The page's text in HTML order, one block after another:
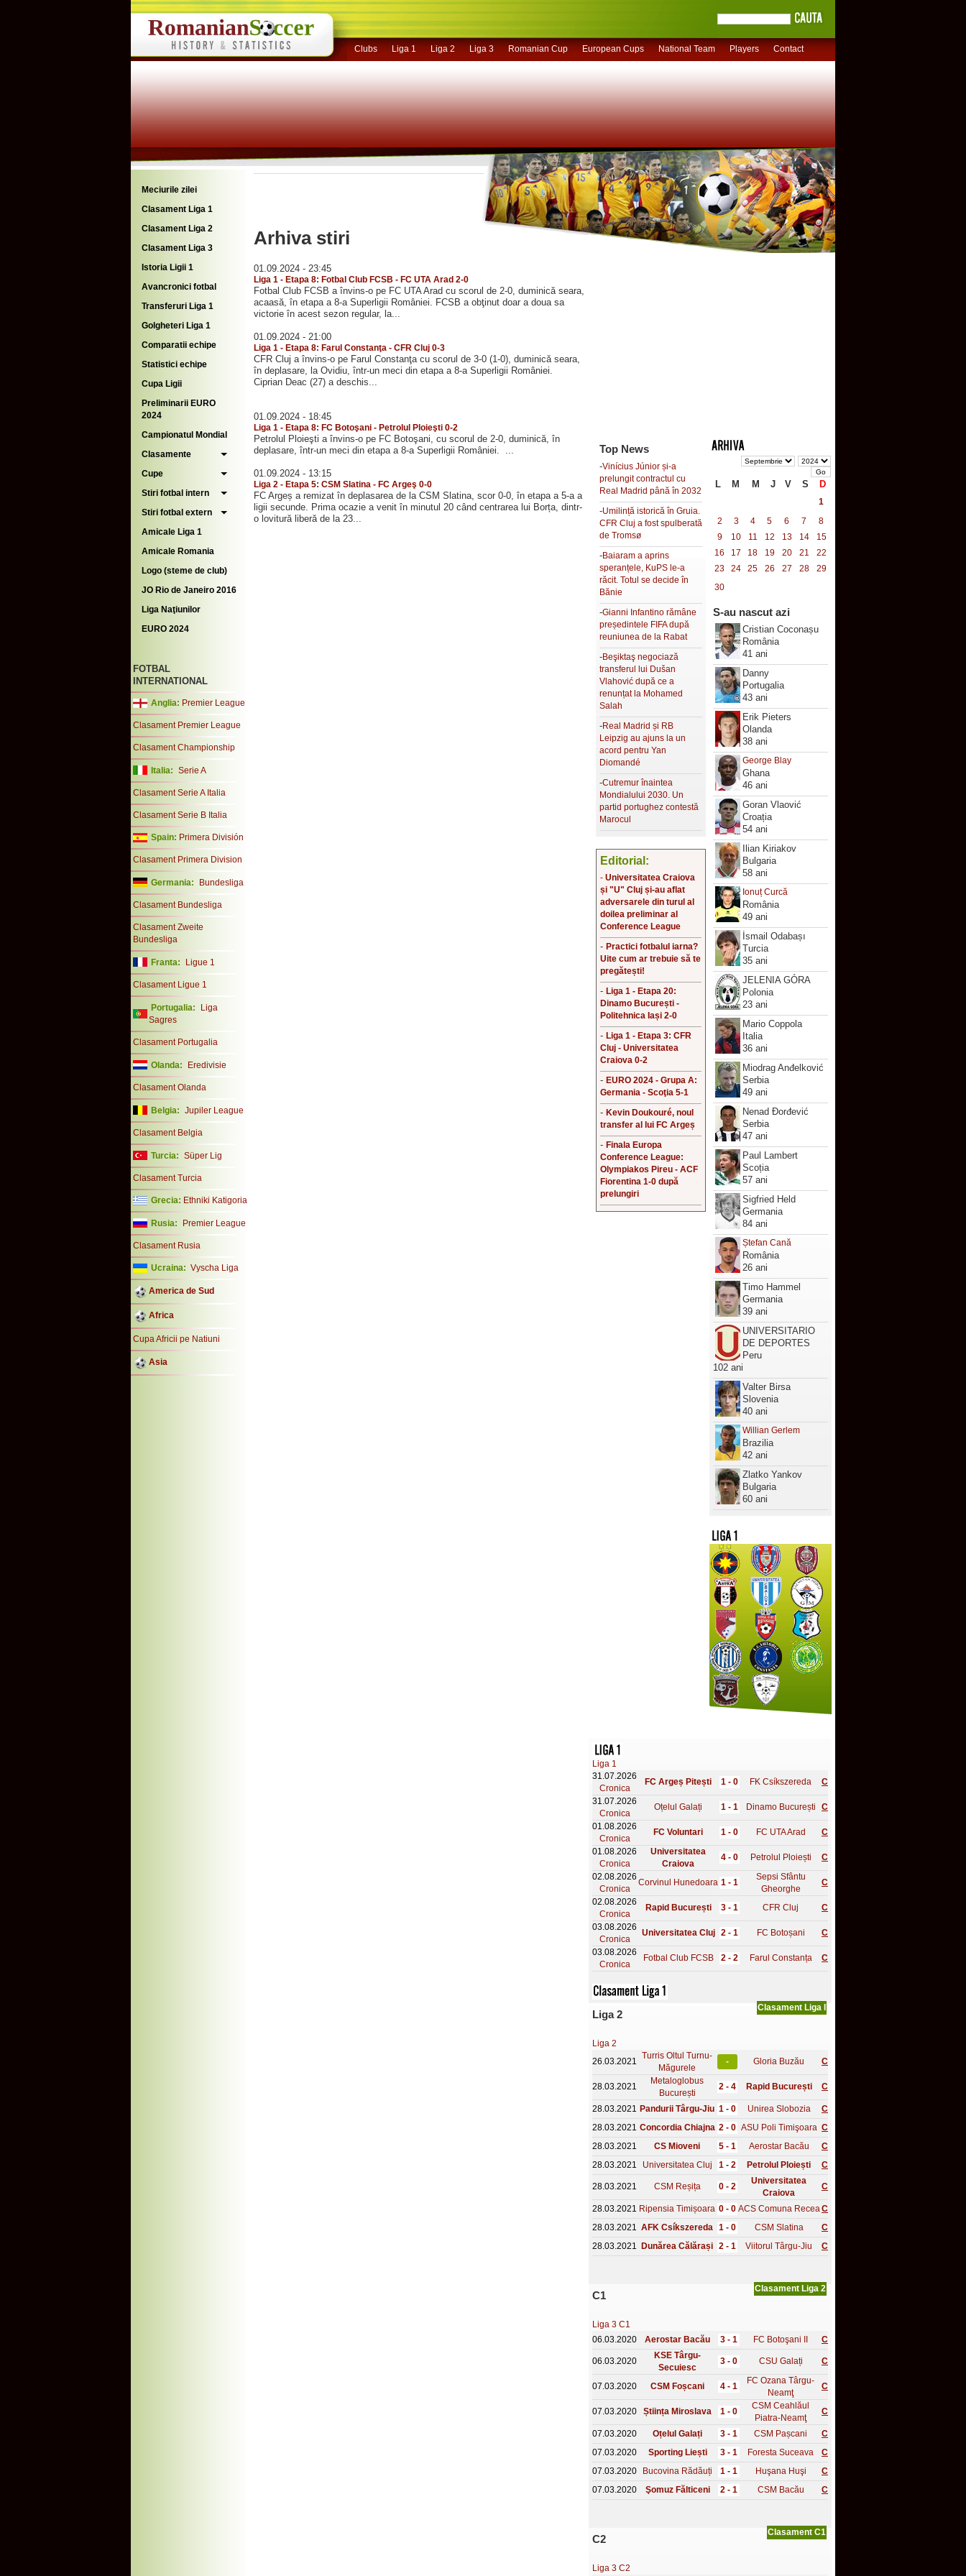
Clubs Liga 1 Liga 2 Liga 3 Romanian Cup European Cups National Team Players Contact
Meciurile zilei
Clasament Liga 1
Clasament Liga 2
Clasament Liga 3
Istoria Ligii 1
Avancronici fotbal
Transferuri Liga 1
Golgheteri Liga 1
Comparatii echipe
Statistici echipe
Cupa Ligii
Preliminarii EURO
2024
Campionatul Mondial
Clasamente
Cupe
Stiri fotbal intern
Stiri fotbal extern
Amicale Liga 1
Amicale Romania
Logo (steme de club)
JO Rio de Janeiro 2016
Liga Naţiunilor
EURO 2024
FOTBAL
INTERNATIONAL
Anglia: Premier League
Clasament Premier League
Clasament Championship
Italia: Serie A
Clasament Serie A Italia
Clasament Serie B Italia
Spain: Primera División
Clasament Primera Division
Germania: Bundesliga
Clasament Bundesliga
Clasament Zweite
Bundesliga
Franta: Ligue 1
Clasament Ligue 1
Portugalia:
Liga
Sagres
Clasament Portugalia
Olanda: Eredivisie
Clasament Olanda
Belgia: Jupiler League
Clasament Belgia
Turcia: Süper Lig
Clasament Turcia
Grecia: Ethniki Katigoria
Rusia: Premier League
Clasament Rusia
Ucraina: Vyscha Liga
America de Sud
Africa
Cupa Africii pe Natiuni
Asia
Arhiva stiri
01.09.2024 - 23:45
Liga 1 - Etapa 8: Fotbal Club FCSB - FC UTA Arad 2-0
Fotbal Club FCSB a învins-o pe FC UTA Arad cu scorul de 2-0, duminică seara,
acaasă, în etapa a 8-a Superligii României. FCSB a obţinut doar a doua sa
victorie în acest sezon regular, la...
01.09.2024 - 21:00
Liga 1 - Etapa 8: Farul Constanţa - CFR Cluj 0-3
CFR Cluj a învins-o pe Farul Constanţa cu scorul de 3-0 (1-0), duminică seara,
în deplasare, la Ovidiu, într-un meci din etapa a 8-a Superligii României.
Ciprian Deac (27) a deschis...
01.09.2024 - 18:45
Liga 1 - Etapa 8: FC Botoşani - Petrolul Ploieşti 0-2
Petrolul Ploieşti a învins-o pe FC Botoşani, cu scorul de 2-0, duminică, în
deplasare, într-un meci din etapa a 8-a Superligii României. ...
01.09.2024 - 13:15
Liga 2 - Etapa 5: CSM Slatina - FC Argeş 0-0
FC Argeș a remizat în deplasarea de la CSM Slatina, scor 0-0, în etapa a 5-a a
ligii secunde. Prima ocazie a venit în minutul 20 când centrarea lui Borța, dintr-
o lovitură liberă de la 23...
Top News
-Vinícius Júnior și-a
prelungit contractul cu
Real Madrid până în 2032
-Umilință istorică în Gruia.
CFR Cluj a fost spulberată
de Tromsø
-Baiaram a aprins
speranțele, KuPS le-a
răcit. Totul se decide în
Bănie
-Gianni Infantino rămâne
președintele FIFA după
reuniunea de la Rabat
-Beşiktaş negociază
transferul lui Dušan
Vlahović după ce a
renunțat la Mohamed
Salah
-Real Madrid și RB
Leipzig au ajuns la un
acord pentru Yan
Diomandé
-Cutremur înaintea
Mondialului 2030. Un
partid portughez contestă
Marocul
Editorial:
- Universitatea Craiova
și "U" Cluj și-au aflat
adversarele din turul al
doilea preliminar al
Conference League
- Practici fotbalul iarna?
Uite cum ar trebuie să te
pregătești!
- Liga 1 - Etapa 20:
Dinamo București -
Politehnica Iași 2-0
- Liga 1 - Etapa 3: CFR
Cluj - Universitatea
Craiova 0-2
- EURO 2024 - Grupa A:
Germania - Scoţia 5-1
- Kevin Doukouré, noul
transfer al lui FC Argeș
- Finala Europa
Conference League:
Olympiakos Pireu - ACF
Fiorentina 1-0 după
prelungiri
L M M J V S D
1
2
3 4 5 6 7
8
9
10 11 12 13 14
15
16
17 18 19 20 21
22
23
24 25 26 27 28
29
30
S-au nascut azi
Cristian Coconașu
România
41 ani
Danny
Portugalia
43 ani
Erik Pieters
Olanda
38 ani
George Blay
Ghana
46 ani
Goran Vlaović
Croația
54 ani
Ilian Kiriakov
Bulgaria
58 ani
Ionuț Curcă
România
49 ani
İsmail Odabașı
Turcia
35 ani
JELENIA GÓRA
Polonia
23 ani
Mario Coppola
Italia
36 ani
Miodrag Anđelković
Serbia
49 ani
Nenad Đorđević
Serbia
47 ani
Paul Lambert
Scoția
57 ani
Sigfried Held
Germania
84 ani
Ștefan Cană
România
26 ani
Timo Hammel
Germania
39 ani
UNIVERSITARIO
DE DEPORTES
Peru
102 ani
Valter Birsa
Slovenia
40 ani
Willian Gerlem
Brazilia
42 ani
Zlatko Yankov
Bulgaria
60 ani
Liga 1
31.07.2026
Cronica
FC Argeș Pitești 1 - 0 FK Csíkszereda
C
31.07.2026
Cronica
Oțelul Galați 1 - 1 Dinamo București
C
01.08.2026
Cronica
FC Voluntari 1 - 0 FC UTA Arad
C
01.08.2026
Cronica
Universitatea
Craiova
4 - 0 Petrolul Ploiești
C
02.08.2026
Cronica
Corvinul Hunedoara 1 - 1
Sepsi Sfântu
Gheorghe
C
02.08.2026
Cronica
Rapid București 3 - 1 CFR Cluj
C
03.08.2026
Cronica
Universitatea Cluj 2 - 1 FC Botoșani
C
03.08.2026
Cronica
Fotbal Club FCSB 2 - 2 Farul Constanța C
Clasament Liga I
Liga 2
Liga 2
26.03.2021
Turris Oltul Turnu-
Măgurele
- Gloria Buzău C
28.03.2021
Metaloglobus
București
2 - 4 Rapid București C
28.03.2021 Pandurii Târgu-Jiu 1 - 0 Unirea Slobozia
C
28.03.2021 Concordia Chiajna 2 - 0 ASU Poli Timişoara C
28.03.2021
CS Mioveni 5 - 1 Aerostar Bacău
C
28.03.2021
Universitatea Cluj 1 - 2 Petrolul Ploiești C
28.03.2021 CSM Reșița 0 - 2
Universitatea
Craiova
C
28.03.2021 Ripensia Timișoara 0 - 0 ACS Comuna ReceaC
28.03.2021 AFK Csíkszereda 1 - 0 CSM Slatina
C
28.03.2021
Dunărea Călărași 2 - 1 Viitorul Târgu-Jiu C
Clasament Liga 2
C1
Liga 3 C1
06.03.2020
Aerostar Bacău 3 - 1 FC Botoşani II C
06.03.2020
KSE Târgu-
Secuiesc
3 - 0 CSU Galați C
07.03.2020 CSM Foșcani 4 - 1
FC Ozana Târgu-
Neamţ
C
07.03.2020 Știința Miroslava 1 - 0
CSM Ceahlăul
Piatra-Neamţ
C
07.03.2020 Oțelul Galați 3 - 1 CSM Pașcani
C
07.03.2020
Sporting Liești 3 - 1 Foresta Suceava
C
07.03.2020
Bucovina Rădăuți 1 - 1 Huşana Huşi
C
07.03.2020
Şomuz Fălticeni 2 - 1 CSM Bacău C
Clasament C1
C2
Liga 3 C2